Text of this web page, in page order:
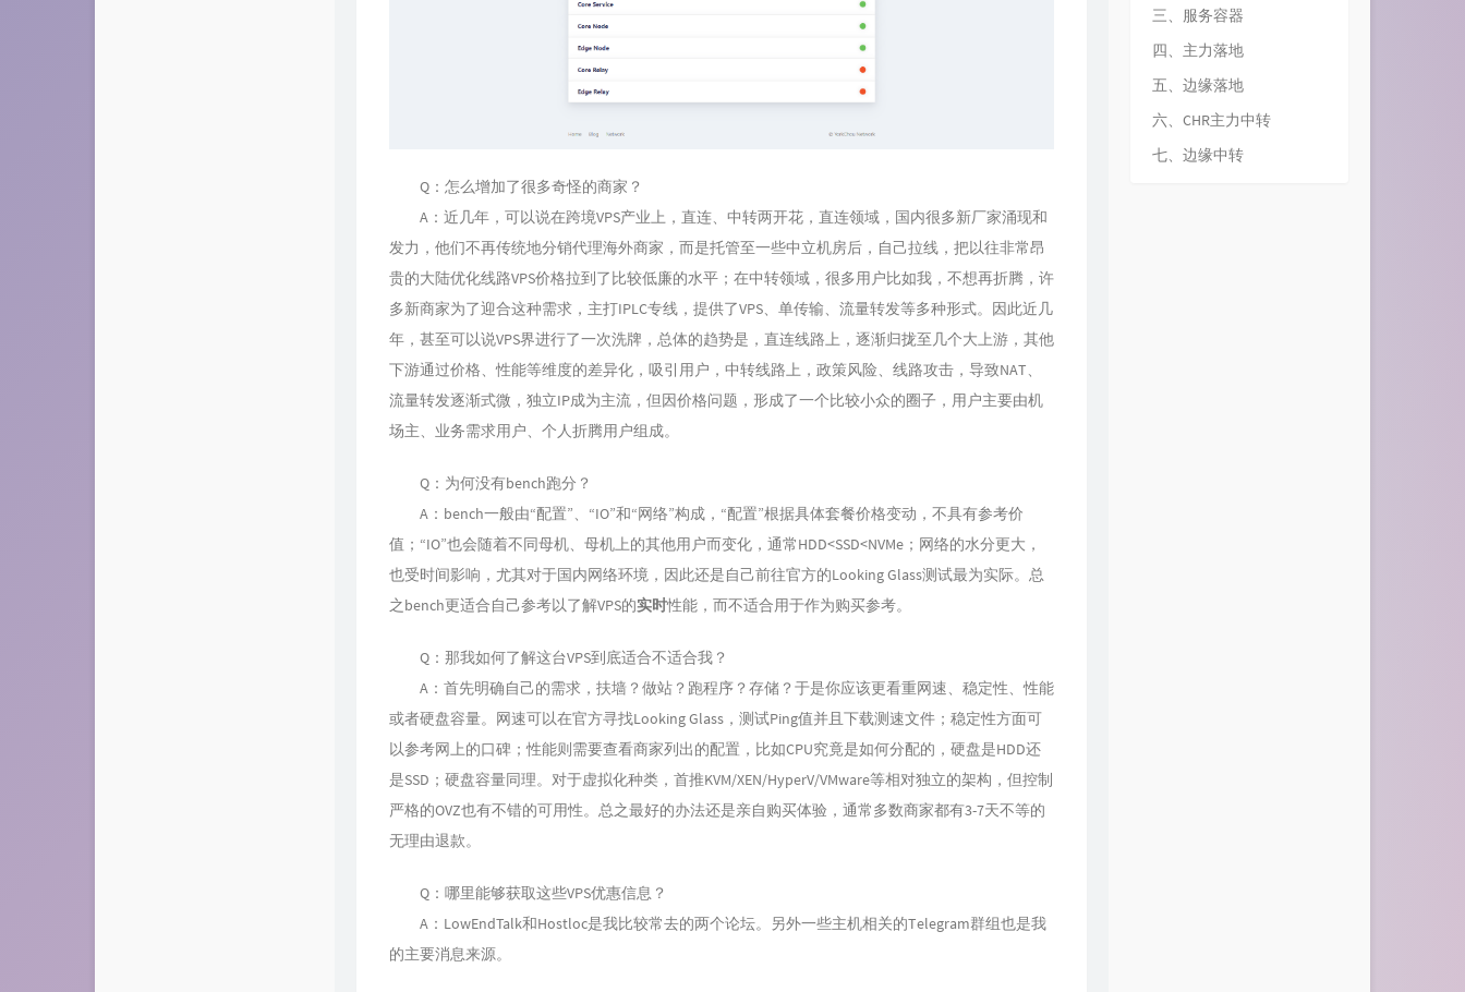
Q：怎么增加了很多奇怪的商家？
A：近几年，可以说在跨境VPS产业上，直连、中转两开花，直连领域，国内很多新厂家涌现和
发力，他们不再传统地分销代理海外商家，而是托管至一些中立机房后，自己拉线，把以往非常昂
贵的大陆优化线路VPS价格拉到了比较低廉的水平；在中转领域，很多用户比如我，不想再折腾，许
多新商家为了迎合这种需求，主打IPLC专线，提供了VPS、单传输、流量转发等多种形式。因此近几
年，甚至可以说VPS界进行了一次洗牌，总体的趋势是，直连线路上，逐渐归拢至几个大上游，其他
下游通过价格、性能等维度的差异化，吸引用户，中转线路上，政策风险、线路攻击，导致NAT、
流量转发逐渐式微，独立IP成为主流，但因价格问题，形成了一个比较小众的圈子，用户主要由机
场主、业务需求用户、个人折腾用户组成。
Q：为何没有bench跑分？
A：bench一般由“配置”、“IO”和“网络”构成，“配置”根据具体套餐价格变动，不具有参考价
值；“IO”也会随着不同母机、母机上的其他用户而变化，通常HDD<SSD<NVMe；网络的水分更大，
也受时间影响，尤其对于国内网络环境，因此还是自己前往官方的Looking Glass测试最为实际。总
之bench更适合自己参考以了解VPS的实时性能，而不适合用于作为购买参考。
Q：那我如何了解这台VPS到底适合不适合我？
A：首先明确自己的需求，扶墙？做站？跑程序？存储？于是你应该更看重网速、稳定性、性能
或者硬盘容量。网速可以在官方寻找Looking Glass，测试Ping值并且下载测速文件；稳定性方面可
以参考网上的口碑；性能则需要查看商家列出的配置，比如CPU究竟是如何分配的，硬盘是HDD还
是SSD；硬盘容量同理。对于虚拟化种类，首推KVM/XEN/HyperV/VMware等相对独立的架构，但控制
严格的OVZ也有不错的可用性。总之最好的办法还是亲自购买体验，通常多数商家都有3-7天不等的
无理由退款。
Q：哪里能够获取这些VPS优惠信息？
A：LowEndTalk和Hostloc是我比较常去的两个论坛。另外一些主机相关的Telegram群组也是我
的主要消息来源。
三、服务容器
四、主力落地
五、边缘落地
六、CHR主力中转
七、边缘中转